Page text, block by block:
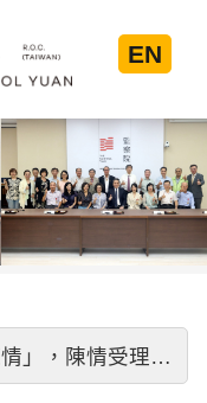
EN
歡迎預約「臨櫃陳情」，陳情受理中心將優先排定人員與您接談，釐清案情爭點後收案處理，以節省您的寶貴時間。